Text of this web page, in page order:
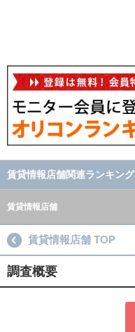
賃貸情報店舗関連ランキング
賃貸情報店舗
賃貸情報店舗 TOP
調査概要